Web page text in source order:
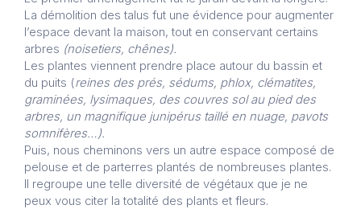
La démolition des talus fut une évidence pour augmenter
l’espace devant la maison, tout en conservant certains
arbres (noisetiers, chênes).
Les plantes viennent prendre place autour du bassin et
du puits (reines des prés, sédums, phlox, clématites,
graminées, lysimaques, des couvres sol au pied des
arbres, un magnifique junipérus taillé en nuage, pavots
somnifères…).
Puis, nous cheminons vers un autre espace composé de
pelouse et de parterres plantés de nombreuses plantes.
Il regroupe une telle diversité de végétaux que je ne
peux vous citer la totalité des plants et fleurs.